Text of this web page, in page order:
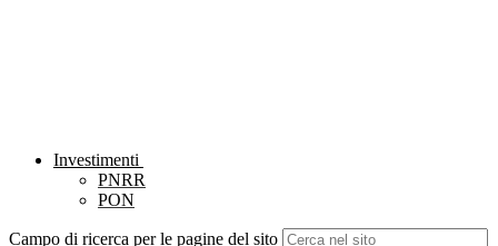
Investimenti
PNRR
PON
Campo di ricerca per le pagine del sito